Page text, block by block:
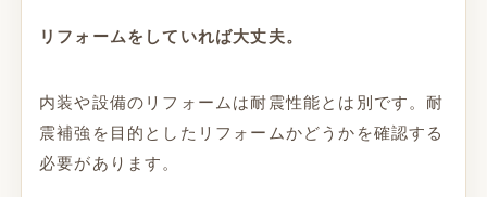
リフォームをしていれば大丈夫。
内装や設備のリフォームは耐震性能とは別です。耐
震補強を目的としたリフォームかどうかを確認する
必要があります。